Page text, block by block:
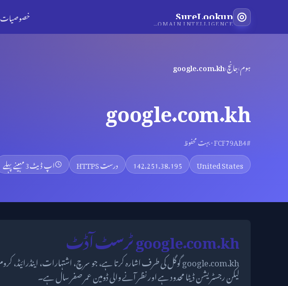
SureLookup
INDEPENDENT DOMAIN INTELLIGENCE خصوصیات
ہوم›جانچ›
google.com.kh
google.com.kh
#FCF79AB4 · بہت محفوظ
United States
142.251.38.195 درست HTTPS اپ ڈیٹ3 مہینے پہلے
google.com.kh ٹرسٹ آڈٹ
لیکن رجسٹریشن ڈیٹا محدود ہے اور نظر آنے والی ڈومین عمر صفر سال ہے۔